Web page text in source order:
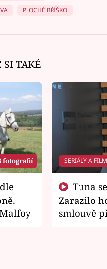
PLOCHÉ BŘÍŠKO
SI TAKÉ
fotografií SERIÁLY A
Zarazilo
smlouvě